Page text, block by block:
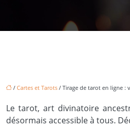
/ Cartes et Tarots / Tirage de tarot en ligne :
Le tarot, art divinatoire
désormais accessible à tous.